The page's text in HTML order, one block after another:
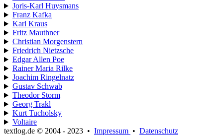
Joris-Karl Huysmans
Franz Kafka
Karl Kraus
Fritz Mauthner
Christian Morgenstern
Friedrich Nietzsche
Edgar Allen Poe
Rainer Maria Rilke
Joachim Ringelnatz
Gustav Schwab
Theodor Storm
Georg Trakl
Kurt Tucholsky
Voltaire
textlog.de © 2004 - 2023 • Impressum • Datenschutz